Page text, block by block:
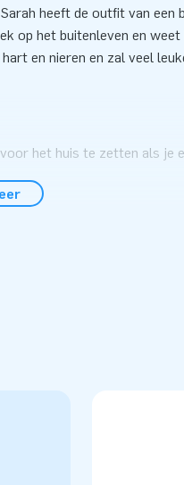
heeft de outfit van een
op het buitenleven en weet
en nieren en zal veel
het huis te zetten als je
mee in het zonnetje te